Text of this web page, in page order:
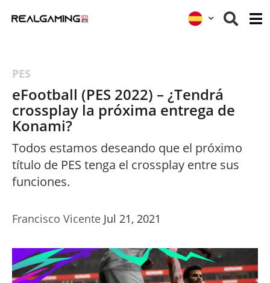
PES
eFootball (PES 2022) – ¿Tendrá
crossplay la próxima entrega de
Konami?
Todos estamos deseando que el próximo
título de PES tenga el crossplay entre sus
funciones.
Francisco Vicente Jul 21, 2021